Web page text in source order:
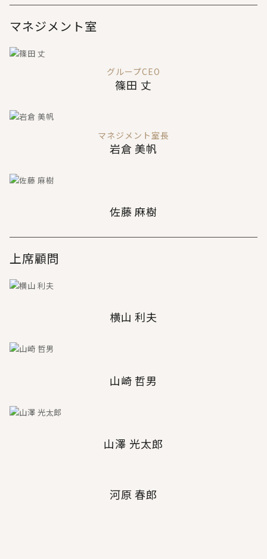
マネジメント室
グループCEO
篠田 丈
マネジメント室長
岩倉 美帆
佐藤 麻樹
上席顧問
横山 利夫
山崎 哲男
山澤 光太郎
河原 春郎